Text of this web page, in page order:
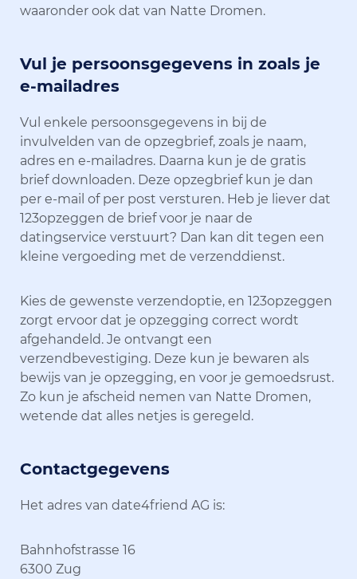
waaronder ook dat van Natte Dromen.
Vul je persoonsgegevens in zoals je
e-mailadres
Vul enkele persoonsgegevens in bij de
invulvelden van de opzegbrief, zoals je naam,
adres en e-mailadres. Daarna kun je de gratis
brief downloaden. Deze opzegbrief kun je dan
per e-mail of per post versturen. Heb je liever dat
123opzeggen de brief voor je naar de
datingservice verstuurt? Dan kan dit tegen een
kleine vergoeding met de verzenddienst.
Kies de gewenste verzendoptie, en 123opzeggen
zorgt ervoor dat je opzegging correct wordt
afgehandeld. Je ontvangt een
verzendbevestiging. Deze kun je bewaren als
bewijs van je opzegging, en voor je gemoedsrust.
Zo kun je afscheid nemen van Natte Dromen,
wetende dat alles netjes is geregeld.
Contactgegevens
Het adres van date4friend AG is:
Bahnhofstrasse 16
6300 Zug